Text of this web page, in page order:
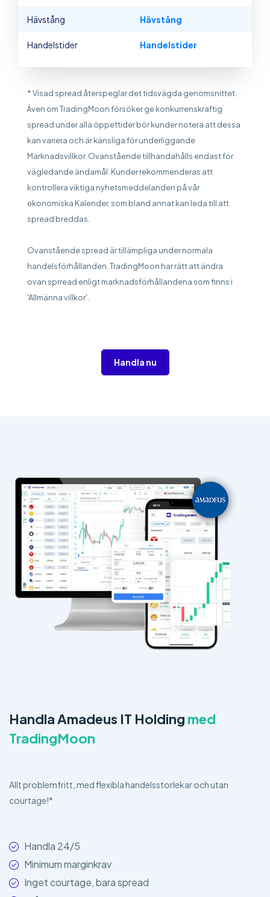
Hävstång Hävstång
Handelstider Handelstider
* Visad spread återspeglar det tidsvägda genomsnittet.
Även om TradingMoon försöker ge konkurrenskraftig
spread under alla öppettider bör kunder notera att dessa
kan variera och är känsliga för underliggande
Marknadsvillkor. Ovanstående tillhandahålls endast för
vägledande ändamål. Kunder rekommenderas att
kontrollera viktiga nyhetsmeddelanden på vår
ekonomiska Kalender, som bland annat kan leda till att
spread breddas.
Ovanstående spread är tillämpliga under normala
handelsförhållanden. TradingMoon har rätt att ändra
ovan sprread enligt marknadsförhållandena som finns i
'Allmänna villkor'.
Handla nu
Handla Amadeus IT Holding med
TradingMoon
Allt problemfritt, med flexibla handelsstorlekar och utan
courtage!*
Handla 24/5
Minimum marginkrav
Inget courtage, bara spread